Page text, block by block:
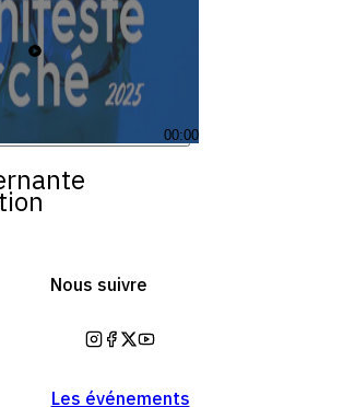
00:00
Les événements
Nous suivre
https://www.instagram.com/
https://www.facebook.com/
https://twitter.com/
https://